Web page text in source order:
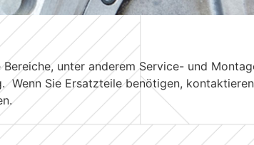
unter anderem Service- und
Sie Ersatzteile benötigen,